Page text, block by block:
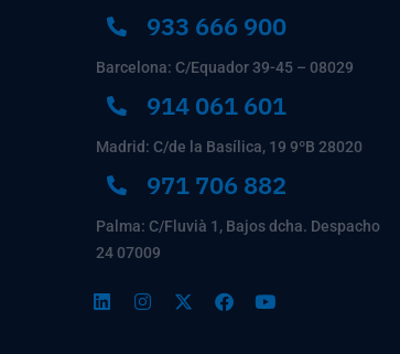
933 666 900
Barcelona: C/Equador 39-45 – 08029
914 061 601
Madrid: C/de la Basílica, 19 9ºB 28020
971 706 882
Palma: C/Fluvià 1, Bajos dcha. Despacho
24 07009